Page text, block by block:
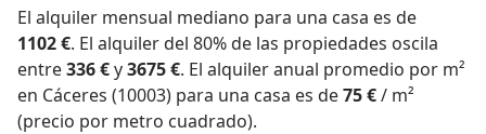
El alquiler mensual mediano para una casa es de
1102 €. El alquiler del 80% de las propiedades oscila
entre336 €y3675 €. El alquiler anual promedio por m²
en Cáceres (10003) para una casa es de75 €/ m²
(precio por metro cuadrado).